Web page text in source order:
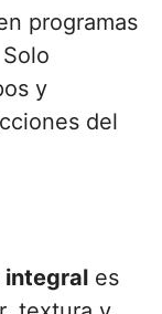
programas
y
del
integral es